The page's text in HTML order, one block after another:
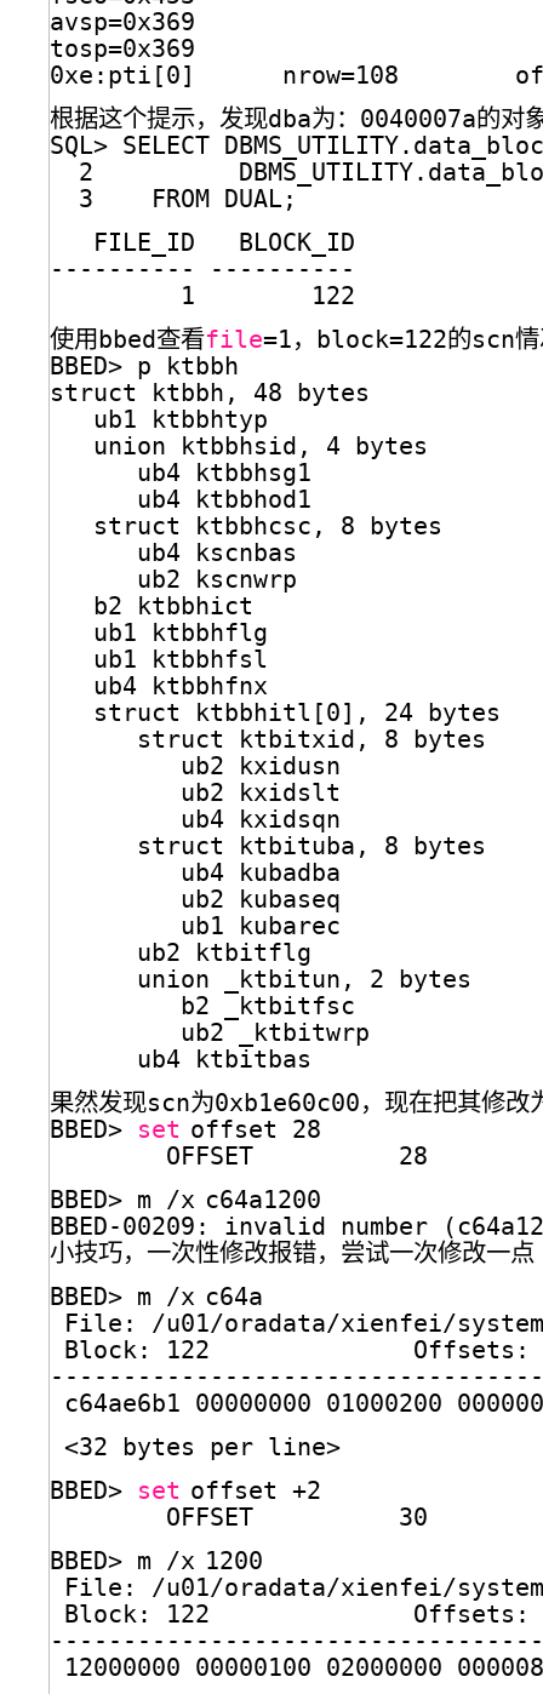
avsp=0x369
tosp=0x369
0xe:pti[0]      nrow=108
根据这个提示，发现dba为：0040007a的
SQL> SELECT
2
3    FROM DUAL;
FILE_ID   BLOCK_ID
---------- ----------
1        122
使用bbed查看file=1，block=122的scn情
BBED> p ktbbh
struct ktbbh, 48 bytes
ub1 ktbbhtyp
union ktbbhsid, 4 bytes
ub4 ktbbhsg1
ub4 ktbbhod1
struct ktbbhcsc, 8 bytes
ub4 kscnbas
ub2 kscnwrp
b2 ktbbhict
ub1 ktbbhflg
ub1 ktbbhfsl
ub4 ktbbhfnx
struct ktbbhitl[0], 24 bytes
struct ktbitxid, 8 bytes
ub2 kxidusn
ub2 kxidslt
ub4 kxidsqn
struct ktbituba, 8 bytes
ub4 kubadba
ub2 kubaseq
ub1 kubarec
ub2 ktbitflg
union _ktbitun, 2 bytes
b2 _ktbitfsc
ub2 _ktbitwrp
ub4 ktbitbas
果然发现scn为0xb1e60c00，现在把其修
BBED> set offset 28
OFFSET          28
BBED> m /x c64a1200
BBED-00209: invalid number
小技巧，一次性修改报错，尝试一次修改一点
BBED> m /x c64a
File: /u01/oradata/xienfei/
Block: 122              Offsets:
c64ae6b1 00000000 01000200
<32 bytes per line>
BBED> set offset +2
OFFSET          30
BBED> m /x 1200
File: /u01/oradata/xienfei/
Block: 122              Offsets:
12000000 00000100 02000000